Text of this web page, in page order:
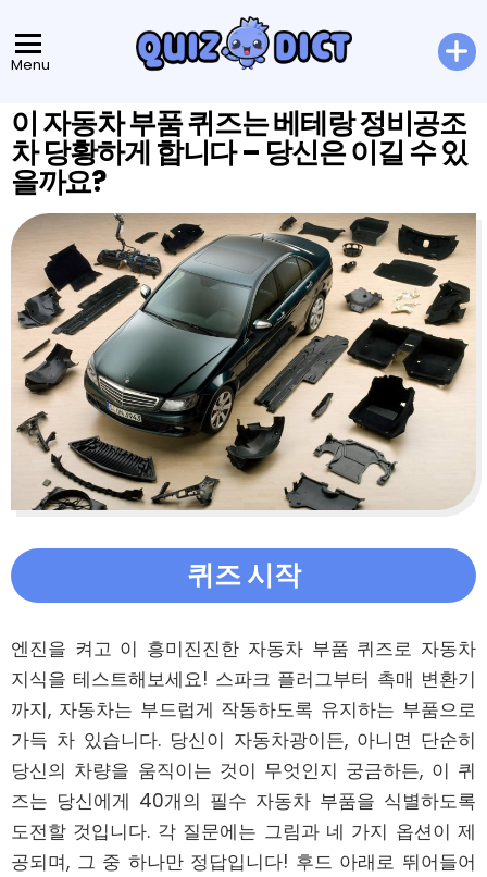
Menu
이 자동차 부품 퀴즈는 베테랑 정비공조
차 당황하게 합니다 – 당신은 이길 수 있
을까요?
퀴즈 시작
엔진을 켜고 이 흥미진진한 자동차 부품 퀴즈로 자동차
지식을 테스트해보세요! 스파크 플러그부터 촉매 변환기
까지, 자동차는 부드럽게 작동하도록 유지하는 부품으로
가득 차 있습니다. 당신이 자동차광이든, 아니면 단순히
당신의 차량을 움직이는 것이 무엇인지 궁금하든, 이 퀴
즈는 당신에게 40개의 필수 자동차 부품을 식별하도록
도전할 것입니다. 각 질문에는 그림과 네 가지 옵션이 제
공되며, 그 중 하나만 정답입니다! 후드 아래로 뛰어들어